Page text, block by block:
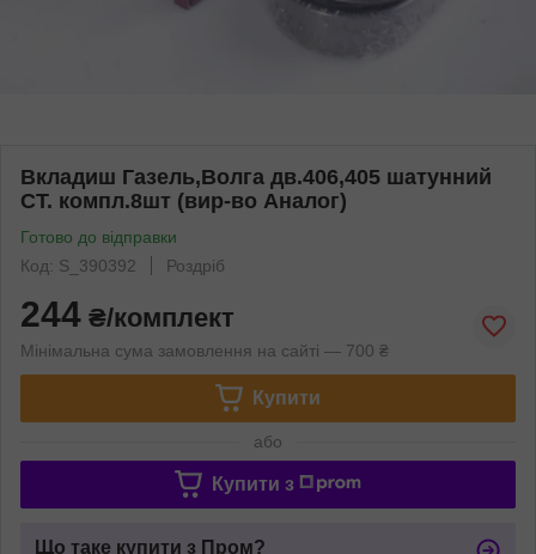
Вкладиш Газель,Волга дв.406,405 шатунний
СТ. компл.8шт (вир-во Аналог)
Готово до відправки
Код: S_390392
Роздріб
244 ₴/комплект
Мінімальна сума замовлення на сайті — 700 ₴
Купити
або
Купити з
Що таке купити з Пром?